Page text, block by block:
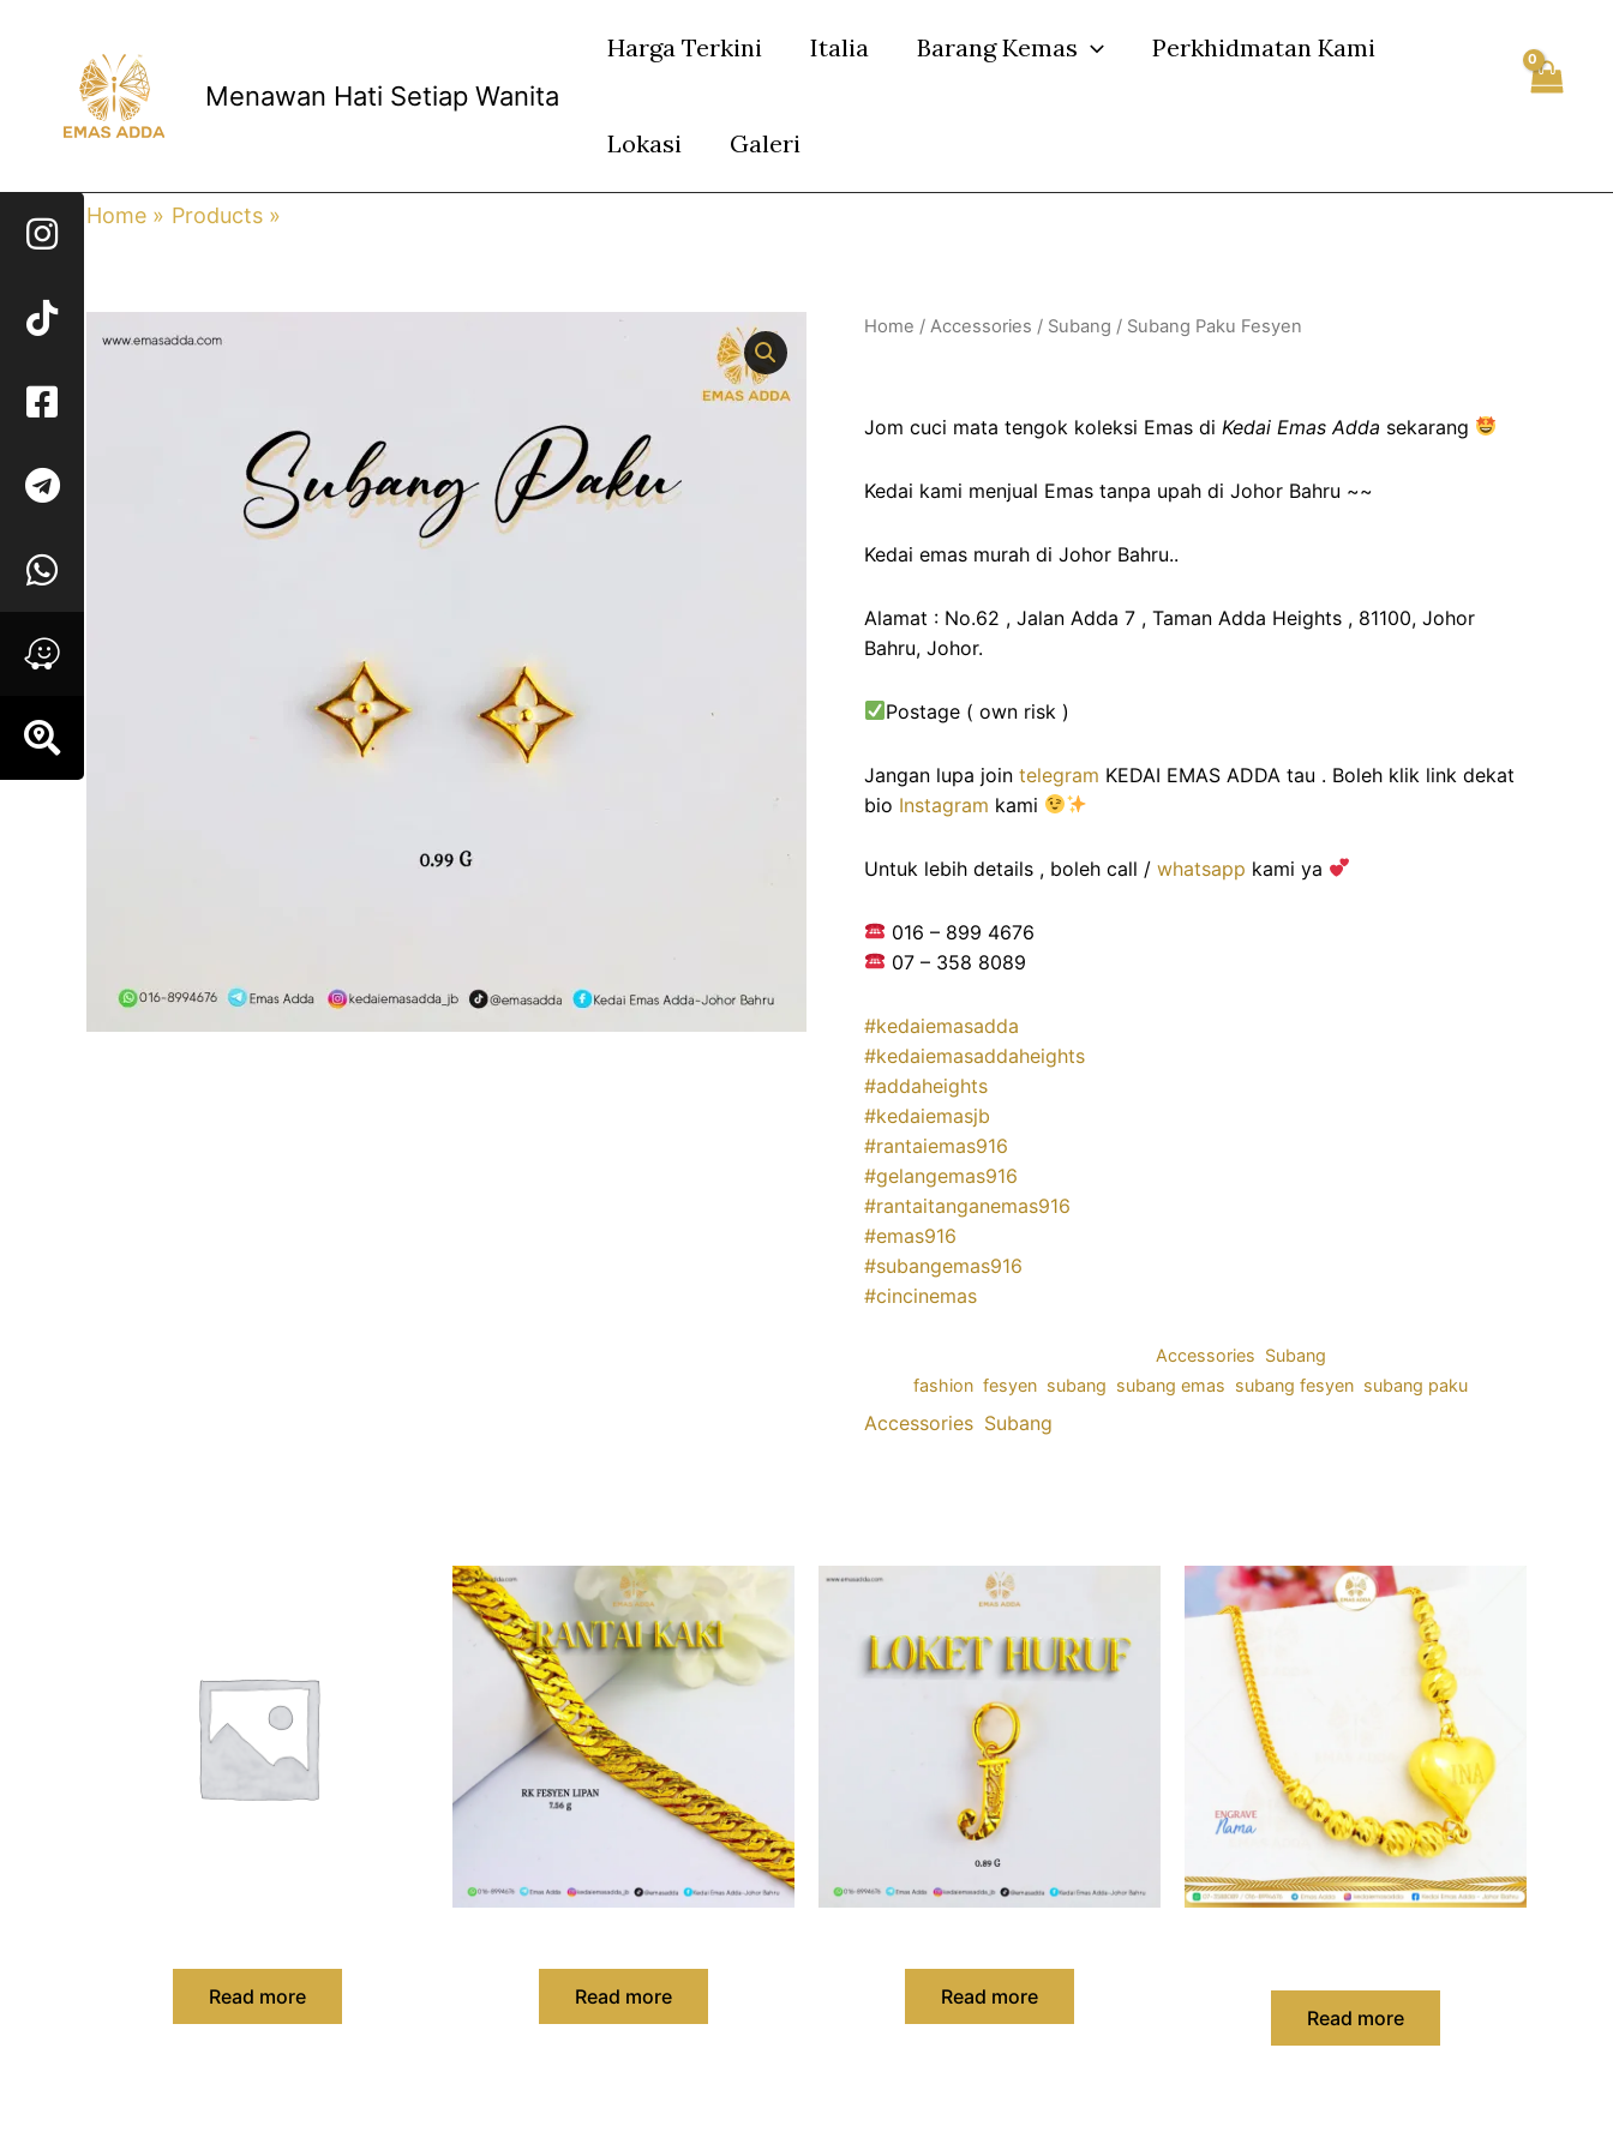
Menawan Hati Setiap Wanita
Harga Terkini Italia Barang Kemas Perkhidmatan Kami
Lokasi Galeri
Home Products
Home / Accessories / Subang / Subang Paku Fesyen
Jom cuci mata tengok koleksi Emas di Kedai Emas Adda sekarang
Kedai kami menjual Emas tanpa upah di Johor Bahru ~~
Kedai emas murah di Johor Bahru..
Alamat : No.62 , Jalan Adda 7 , Taman Adda Heights , 81100, Johor
Bahru, Johor.
Postage ( own risk )
Jangan lupa join telegram KEDAI EMAS ADDA tau . Boleh klik link dekat
bio Instagram kami
Untuk lebih details , boleh call / whatsapp kami ya
016 – 899 4676
07 – 358 8089
#kedaiemasadda
#kedaiemasaddaheights
#addaheights
#kedaiemasjb
#rantaiemas916
#gelangemas916
#rantaitanganemas916
#emas916
#subangemas916
#cincinemas
Accessories Subang
fashion fesyen subang subang emas subang fesyen subang paku
Accessories Subang
Read more Read more Read more
Read more